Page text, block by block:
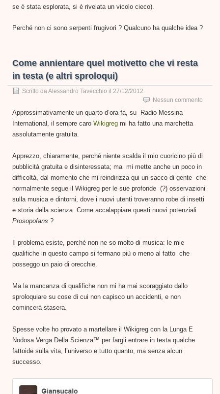
se è stata esplorata, si è rivelata un vicolo cieco).
Perché non ci sono serpenti frugivori ? Qualcuno ha qualche idea ?
Come annientare quel motivetto che vi resta
in testa (e altri sproloqui)
Scritto da Alessandro Tavecchio il 27/12/2012
Nessun commento
Approssimativamente un quarto d’ora fa, su Radio Messina
International, il sempre caro Wikigreg mi ha fatto una marchetta
assolutamente gratuita.
Apprezzo, chiaramente, perché niente scalda il mio cuoricino più di
pubblicità gratuita e disinteressata; ma mi mette anche un poco in
difficoltà, dal momento che mi reindirizza qui un sacco di gente che
normalmente segue il Wikigreg per le sue profonde (?) osservazioni
sulla musica e dintorni, dove i nuovi utenti troveranno robe di insetti
e storia della scienza. Come accalappiare questi nuovi potenziali
Prosopofans ?
Il problema esiste, perché non ne so molto di musica: le mie
qualifiche in questo campo si fermano più o meno al fatto che
posseggo un paio di orecchie.
Ma la mancanza di qualifiche non mi ha mai scoraggiato dallo
sproloquiare su cose di cui non capisco un accidenti, e non
comincerà stasera.
Spesse volte ho provato a martellare il Wikigreg con la Lunga E
Nodosa Verga Della Scienza™ per fargli entrare in testa qualche
fattoide sulla vita, l’universo e tutto quanto, ma senza alcun
successo.